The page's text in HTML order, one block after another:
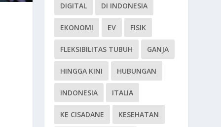
DIGITAL DI INDONESIA
EKONOMI EV FISIK
FLEKSIBILITAS TUBUH GANJA
HINGGA KINI HUBUNGAN
INDONESIA ITALIA
KE CISADANE KESEHATAN